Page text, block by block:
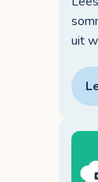
uit